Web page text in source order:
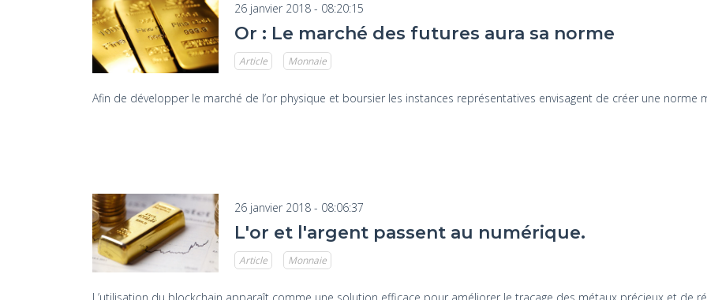
26 janvier 2018 - 08:20:15
Or : Le marché des futures aura sa norme
Article Monnaie
Afin de développer le marché de l’or physique et boursier les instances représentatives envisagent de créer une norme
26 janvier 2018 - 08:06:37
L'or et l'argent passent au numérique.
Article Monnaie